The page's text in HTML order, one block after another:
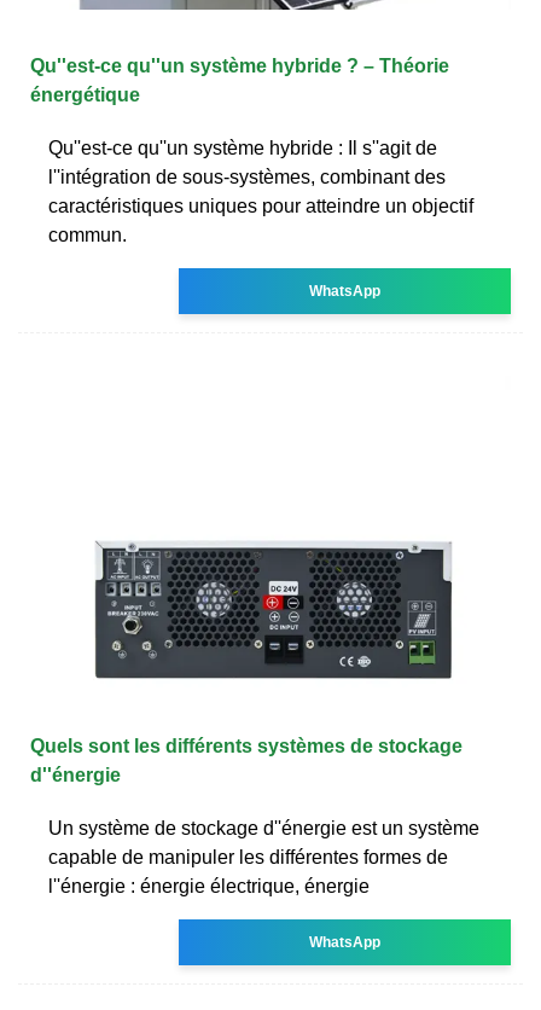
Qu''est-ce qu''un système hybride ? – Théorie
énergétique
Qu''est-ce qu''un système hybride : Il s''agit de
l''intégration de sous-systèmes, combinant des
caractéristiques uniques pour atteindre un objectif
commun.
WhatsApp
Quels sont les différents systèmes de stockage
d''énergie
Un système de stockage d''énergie est un système
capable de manipuler les différentes formes de
l''énergie : énergie électrique, énergie
WhatsApp